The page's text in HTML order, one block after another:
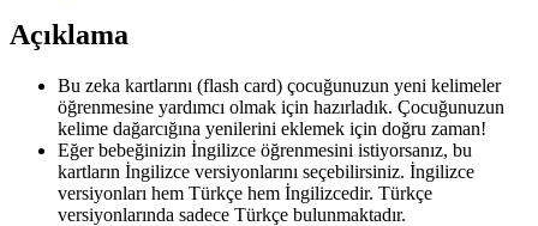
Açıklama
Bu zeka kartlarını (flash card) çocuğunuzun yeni kelimeler
öğrenmesine yardımcı olmak için hazırladık. Çocuğunuzun
kelime dağarcığına yenilerini eklemek için doğru zaman!
Eğer bebeğinizin İngilizce öğrenmesini istiyorsanız, bu
kartların İngilizce versiyonlarını seçebilirsiniz. İngilizce
versiyonları hem Türkçe hem İngilizcedir. Türkçe
versiyonlarında sadece Türkçe bulunmaktadır.